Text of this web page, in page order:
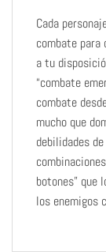
Cada
combate para
a tu
“combate
combate
mucho que
debilidades
botones” que
los enemigos